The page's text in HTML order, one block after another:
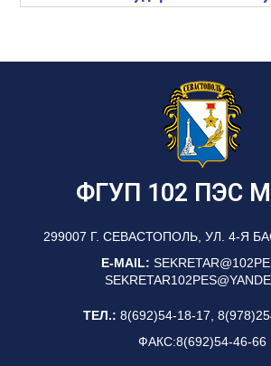
ФГУП 102 ПЭС
299007 Г. СЕВАСТОПОЛЬ, УЛ. 4-Я
E-MAIL:
ТЕЛ.: 8(692)54-18-17,
ФАКС:8(692)54-46-66